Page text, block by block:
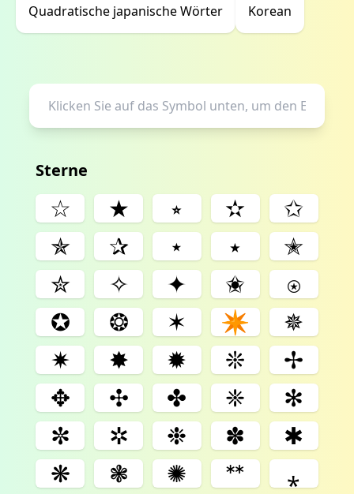
Quadratische japanische Wörter Korean
Sterne
☆ ★ ⭒ ✫
✩
✯
✰ ⋆ ⭑
✭
✮
✧ ✦ ✬
⍟
✪
❂ ✶ ✴
✵
✷
✸ ✹ ❊
✢
✥
✣ ✤ ❈
✻
✼
✲ ❉ ✽
✱
❋
❃ ✺ ᕯ
⁎